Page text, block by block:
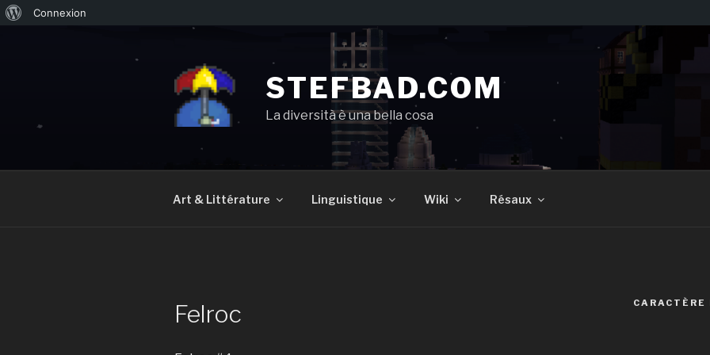
Connexion
STEFBAD.COM
La diversità è una bella cosa
Art & Littérature Linguistique Wiki Résaux
Felroc CARACTÈRE